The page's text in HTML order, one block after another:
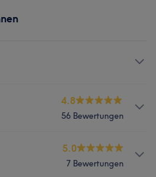
4.8
56 Bewertungen
5.0
7 Bewertungen